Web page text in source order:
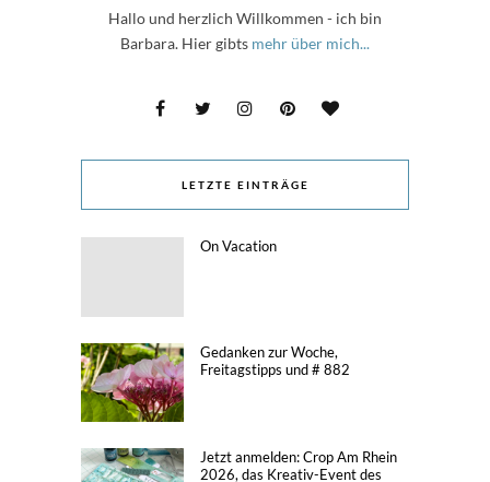
Hallo und herzlich Willkommen - ich bin
Barbara. Hier gibts mehr über mich...
LETZTE EINTRÄGE
On Vacation
Gedanken zur Woche,
Freitagstipps und # 882
Jetzt anmelden: Crop Am Rhein
2026, das Kreativ-Event des